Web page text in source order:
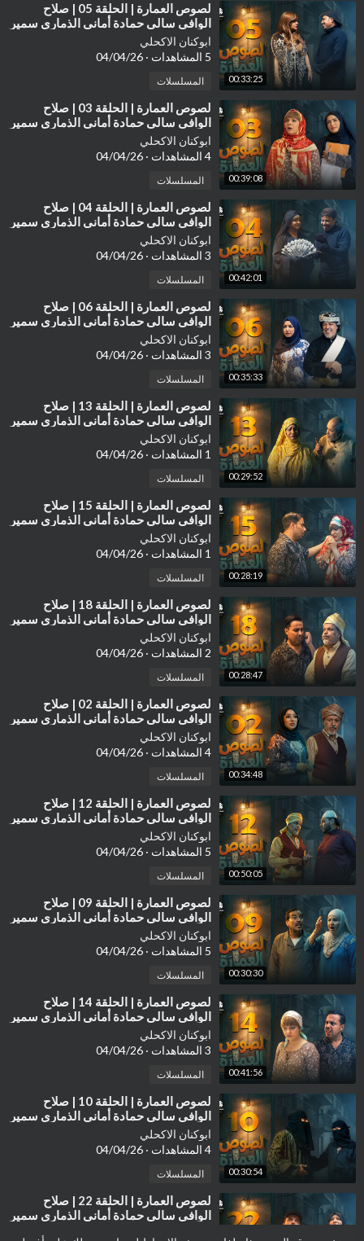
00:33:25
⁣لصوص العمارة | الحلقة 05 | صلاح
الوافي سالي حمادة أماني الذماري سمير
قحطان مع النجم آدم سيف
ابوكنان الاكحلي
5 المشاهدات
·
المسلسلات
00:39:08
⁣لصوص العمارة | الحلقة 03 | صلاح
الوافي سالي حمادة أماني الذماري سمير
قحطان مع النجم آدم سيف
ابوكنان الاكحلي
4 المشاهدات
·
المسلسلات
00:42:01
⁣لصوص العمارة | الحلقة 04 | صلاح
الوافي سالي حمادة أماني الذماري سمير
قحطان مع النجم آدم سيف
ابوكنان الاكحلي
3 المشاهدات
·
المسلسلات
00:35:33
⁣لصوص العمارة | الحلقة 06 | صلاح
الوافي سالي حمادة أماني الذماري سمير
قحطان مع النجم آدم سيف
ابوكنان الاكحلي
3 المشاهدات
·
المسلسلات
00:29:52
⁣لصوص العمارة | الحلقة 13 | صلاح
الوافي سالي حمادة أماني الذماري سمير
قحطان مع النجم آدم سيف
ابوكنان الاكحلي
1 المشاهدات
·
المسلسلات
00:28:19
⁣لصوص العمارة | الحلقة 15 | صلاح
الوافي سالي حمادة أماني الذماري سمير
قحطان مع النجم آدم سيف
ابوكنان الاكحلي
1 المشاهدات
·
المسلسلات
00:28:47
⁣لصوص العمارة | الحلقة 18 | صلاح
الوافي سالي حمادة أماني الذماري سمير
قحطان مع النجم آدم سيف
ابوكنان الاكحلي
2 المشاهدات
·
المسلسلات
00:34:48
⁣لصوص العمارة | الحلقة 02 | صلاح
الوافي سالي حمادة أماني الذماري سمير
قحطان مع النجم آدم سيف
ابوكنان الاكحلي
4 المشاهدات
·
المسلسلات
00:50:05
⁣لصوص العمارة | الحلقة 12 | صلاح
الوافي سالي حمادة أماني الذماري سمير
قحطان مع النجم آدم سيف
ابوكنان الاكحلي
5 المشاهدات
·
المسلسلات
00:30:30
⁣لصوص العمارة | الحلقة 09 | صلاح
الوافي سالي حمادة أماني الذماري سمير
قحطان مع النجم آدم سيف
ابوكنان الاكحلي
5 المشاهدات
·
المسلسلات
00:41:56
⁣لصوص العمارة | الحلقة 14 | صلاح
الوافي سالي حمادة أماني الذماري سمير
قحطان مع النجم آدم سيف
ابوكنان الاكحلي
3 المشاهدات
·
المسلسلات
00:30:54
⁣لصوص العمارة | الحلقة 10 | صلاح
الوافي سالي حمادة أماني الذماري سمير
قحطان مع النجم آدم سيف
ابوكنان الاكحلي
4 المشاهدات
·
المسلسلات
⁣لصوص العمارة | الحلقة 22 | صلاح
الوافي سالي حمادة أماني الذماري سمير